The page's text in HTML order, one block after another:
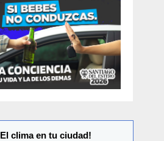
El clima en tu ciudad!